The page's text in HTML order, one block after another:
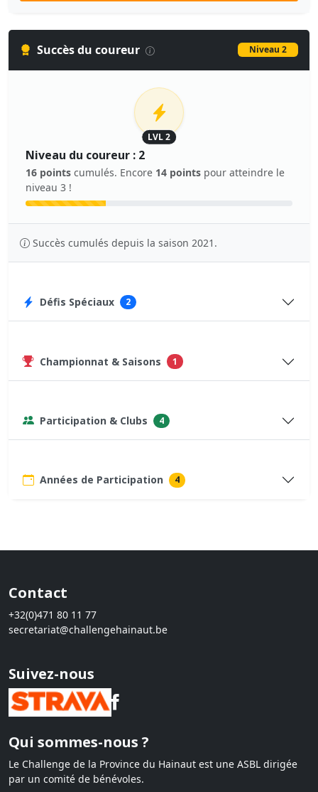
Succès du coureur Niveau 2
LVL 2
Niveau du coureur : 2
16 points cumulés. Encore 14 points pour atteindre le
niveau 3 !
Succès cumulés depuis la saison 2021.
Défis Spéciaux 2
Championnat & Saisons 1
Participation & Clubs 4
Années de Participation 4
Contact
+32(0)471 80 11 77
secretariat@challengehainaut.be
Suivez-nous
Qui sommes-nous ?
Le Challenge de la Province du Hainaut est une ASBL dirigée
par un comité de bénévoles.